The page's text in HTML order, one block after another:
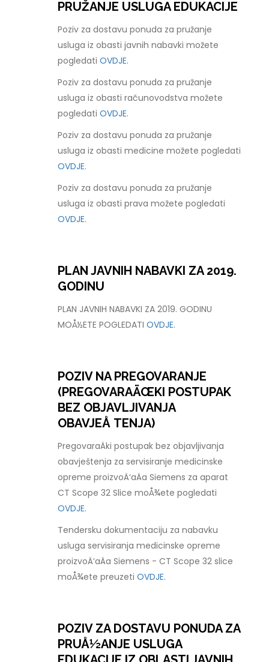
PRUŽANJE USLUGA EDUKACIJE
Poziv za dostavu ponuda za pružanje
usluga iz obasti javnih nabavki možete
pogledatiOVDJE.
Poziv za dostavu ponuda za pružanje
usluga iz obasti računovodstva možete
pogledatiOVDJE.
Poziv za dostavu ponuda za pružanje
usluga iz obasti medicine možete pogledati
OVDJE.
Poziv za dostavu ponuda za pružanje
usluga iz obasti prava možete pogledati
OVDJE.
PLAN JAVNIH NABAVKI ZA 2019.
GODINU
PLAN JAVNIH NABAVKI ZA 2019. GODINU
MOÅ½ETE POGLEDATIOVDJE.
POZIV NA PREGOVARANJE
(PREGOVARAÄŒKI POSTUPAK
BEZ OBJAVLJIVANJA
OBAVJEÅ TENJA)
PregovaraÄki postupak bez objavljivanja
obavještenja za servisiranje medicinske
opreme proizvoÄ‘aÄa Siemens za aparat
CT Scope 32 Slice moÅ¾ete pogledati
OVDJE.
Tendersku dokumentaciju za nabavku
usluga servisiranja medicinske opreme
proizvoÄ‘aÄa Siemens - CT Scope 32 slice
moÅ¾ete preuzetiOVDJE.
POZIV ZA DOSTAVU PONUDA ZA
PRUÅ½ANJE USLUGA